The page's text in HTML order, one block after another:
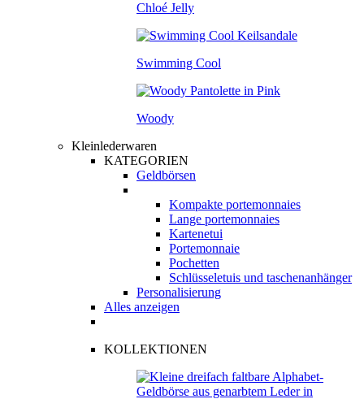
Chloé Jelly
Swimming Cool
Woody
Kleinlederwaren
KATEGORIEN
Geldbörsen
Kompakte portemonnaies
Lange portemonnaies
Kartenetui
Portemonnaie
Pochetten
Schlüsseletuis und taschenanhänger
Personalisierung
Alles anzeigen
KOLLEKTIONEN